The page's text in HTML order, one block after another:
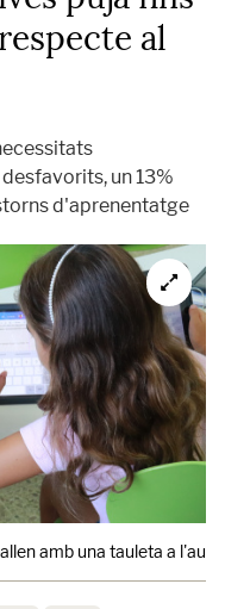
al
un 13%
d'aprenentatge
amb una tauleta a l'aula.